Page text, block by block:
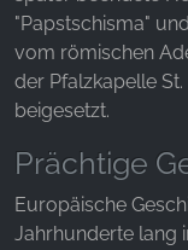
"Papstschisma"
vom römischen
der Pfalzkapelle
beigesetzt.
Prächtige
Europäische
Jahrhunderte lang
Cookie
STATISTIK